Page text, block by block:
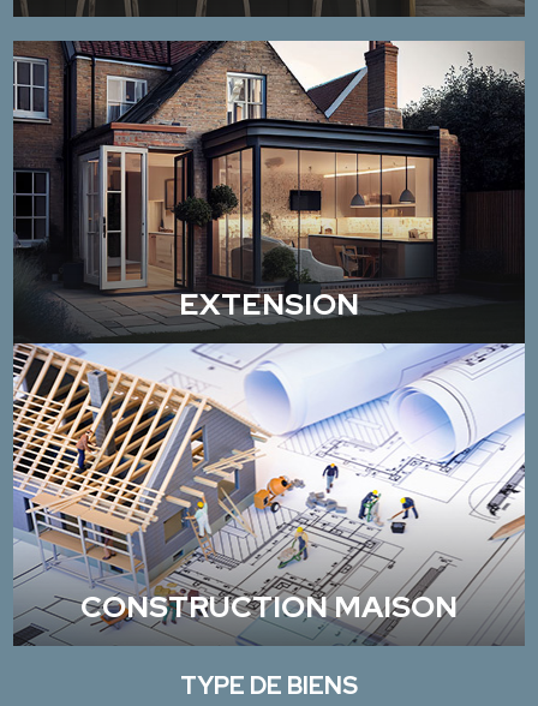
EXTENSION
CONSTRUCTION MAISON
TYPE DE BIENS